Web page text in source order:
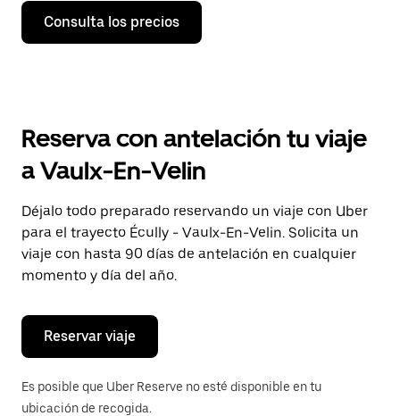
Pulsa
flecha
calendario
seleccionar
fecha.
Pulsa
el
botón
de
escape
cerrar
calendario.
Consulta los precios
Reserva con antelación tu viaje
a Vaulx-En-Velin
Déjalo todo preparado reservando un viaje con Uber
para el trayecto Écully - Vaulx-En-Velin. Solicita un
viaje con hasta 90 días de antelación en cualquier
momento y día del año.
Reservar viaje
Es posible que Uber Reserve no esté disponible en tu
ubicación de recogida.